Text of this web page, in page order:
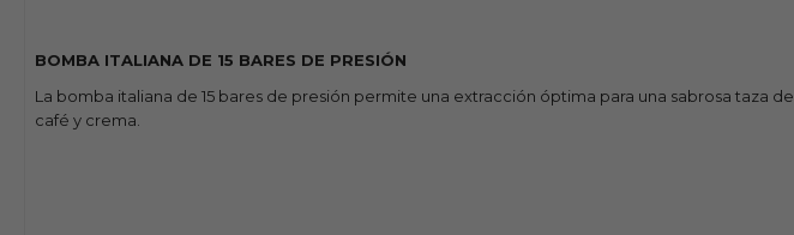
BOMBA ITALIANA DE 15 BARES DE PRESIÓN
La bomba italiana de 15 bares de presión permite una extracción óptima para una sabrosa taza de
café y crema.